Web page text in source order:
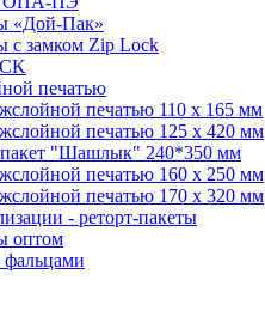
«Дой-Пак»
с замком Zip Lock
печатью
печатью 110 x 165 мм
печатью 125 x 420 мм
"Шашлык" 240*350 мм
печатью 160 x 250 мм
печатью 170 x 320 мм
- реторт-пакеты
оптом